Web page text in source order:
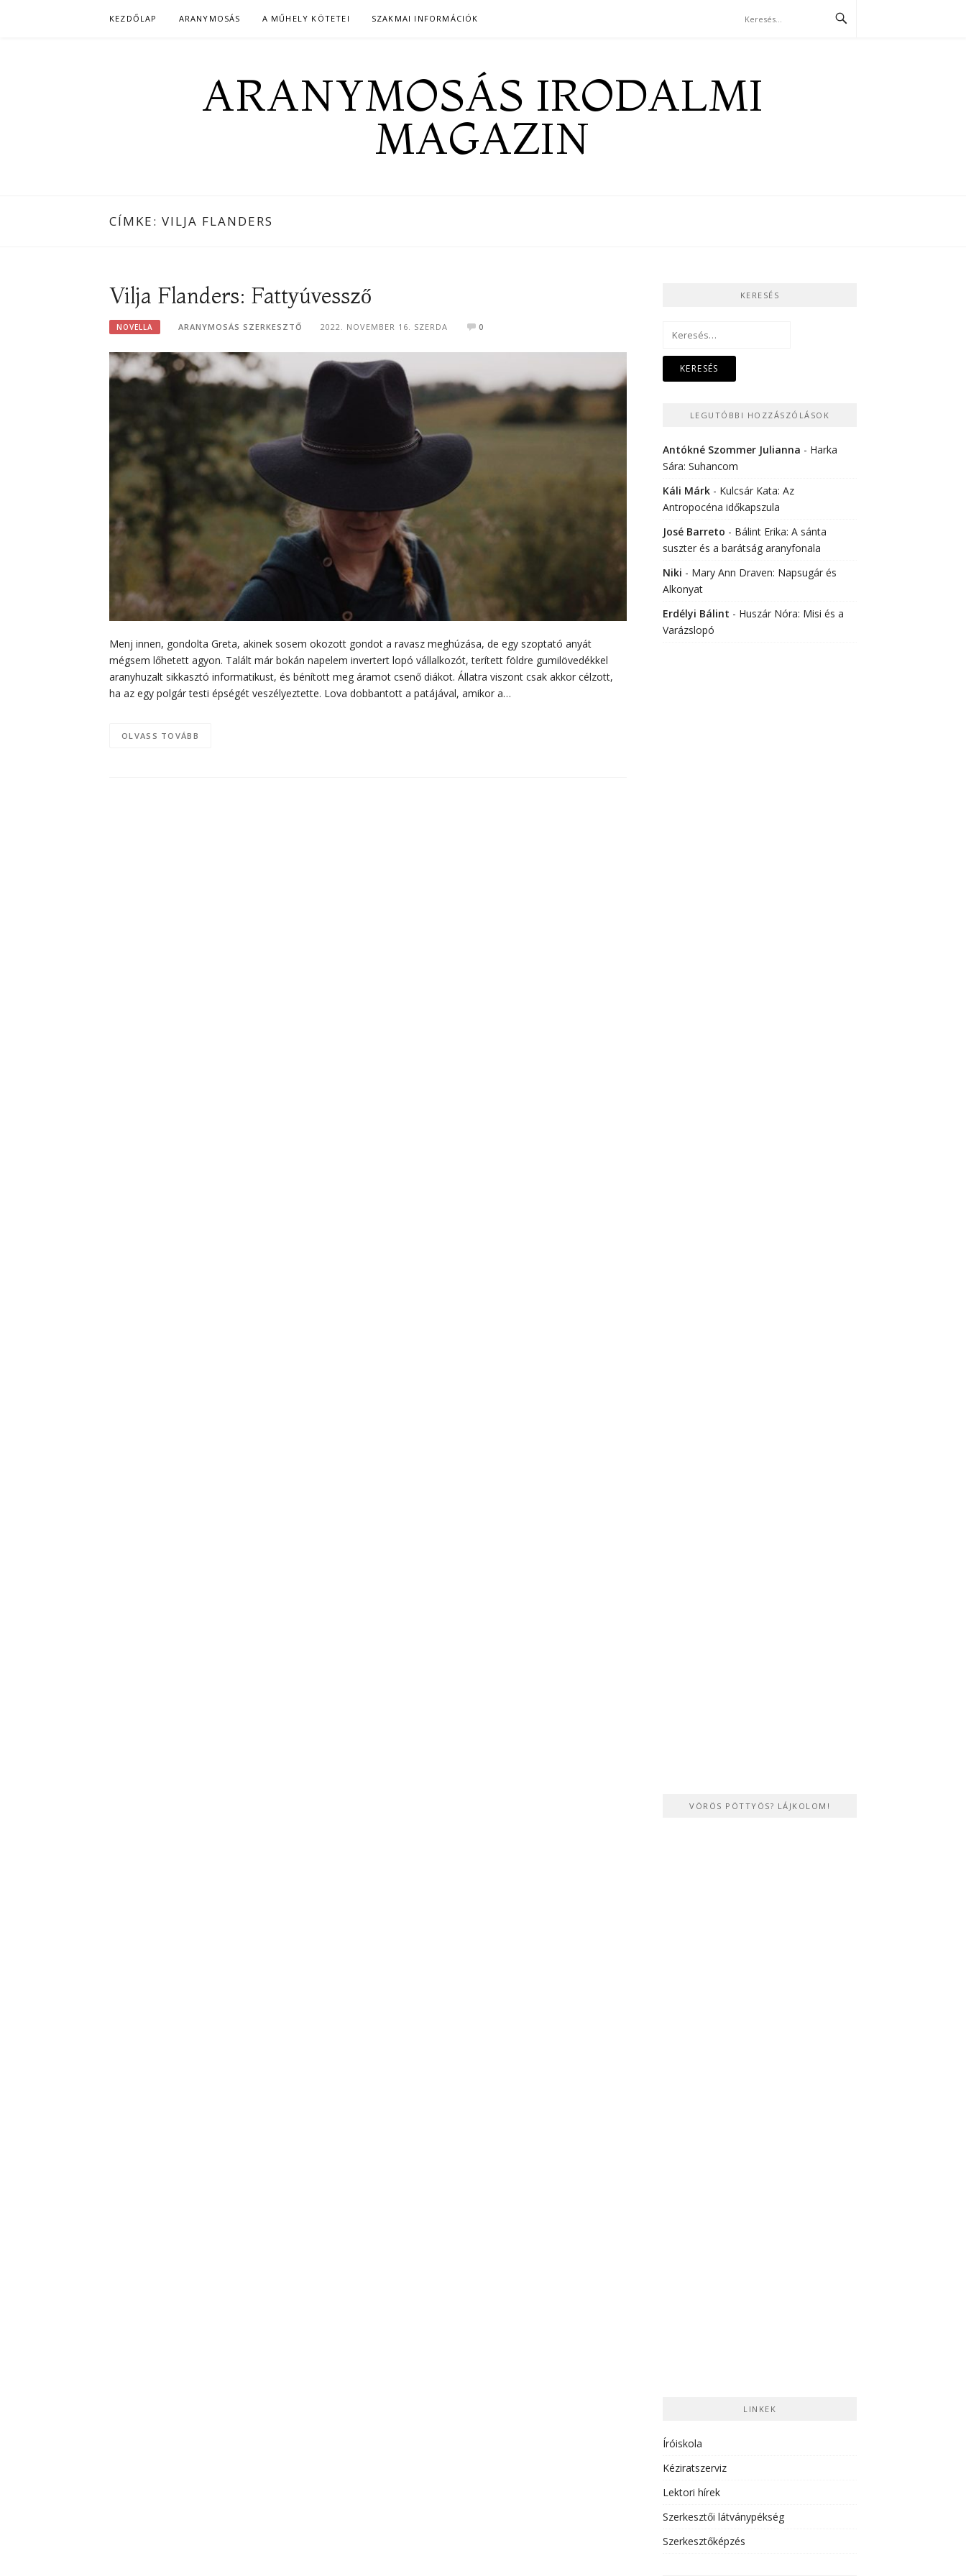
KEZDŐLAP ARANYMOSÁS A MŰHELY KÖTETEI SZAKMAI INFORMÁCIÓK
ARANYMOSÁS IRODALMI
MAGAZIN
CÍMKE: VILJA FLANDERS
Vilja Flanders: Fattyúvessző
NOVELLA ARANYMOSÁS SZERKESZTŐ 2022. NOVEMBER 16. SZERDA 0
Menj innen, gondolta Greta, akinek sosem okozott gondot a ravasz meghúzása, de egy szoptató anyát
mégsem lőhetett agyon. Talált már bokán napelem invertert lopó vállalkozót, terített földre gumilövedékkel
aranyhuzalt sikkasztó informatikust, és bénított meg áramot csenő diákot. Állatra viszont csak akkor célzott,
ha az egy polgár testi épségét veszélyeztette. Lova dobbantott a patájával, amikor a…
OLVASS TOVÁBB
KERESÉS
Keresés:
LEGUTÓBBI HOZZÁSZÓLÁSOK
Antókné Szommer Julianna - Harka
Sára: Suhancom
Káli Márk - Kulcsár Kata: Az
Antropocéna időkapszula
José Barreto - Bálint Erika: A sánta
suszter és a barátság aranyfonala
Niki - Mary Ann Draven: Napsugár és
Alkonyat
Erdélyi Bálint - Huszár Nóra: Misi és a
Varázslopó
VÖRÖS PÖTTYÖS? LÁJKOLOM!
LINKEK
Íróiskola
Kéziratszerviz
Lektori hírek
Szerkesztői látványpékség
Szerkesztőképzés